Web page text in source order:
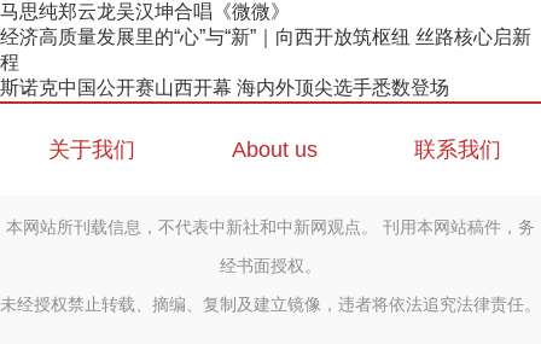
马思纯郑云龙吴汉坤合唱《微微》
经济高质量发展里的“心”与“新”｜向西开放筑枢纽 丝路核心启新
程
斯诺克中国公开赛山西开幕 海内外顶尖选手悉数登场
关于我们 About us 联系我们
本网站所刊载信息，不代表中新社和中新网观点。 刊用本网站稿件，务
经书面授权。
未经授权禁止转载、摘编、复制及建立镜像，违者将依法追究法律责任。